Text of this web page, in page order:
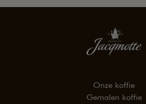
Onze koffie
Gemalen koffie